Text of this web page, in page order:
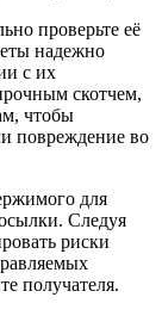
проверьте её
надежно
с их
скотчем,
чтобы
повреждение во
для
Следуя
риски
получателя.